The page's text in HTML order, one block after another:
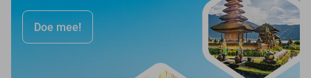
Doe mee!